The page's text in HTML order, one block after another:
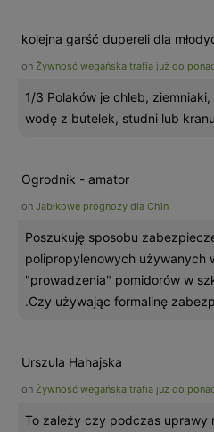
kolejna garść dupereli dla
on Żywność wegańska trafia już do
1/3 Polaków je chleb,
wodę z butelek, studni lub
Ogrodnik - amator
on Jabłkowe prognozy dla Chin
Poszukuję sposobu
polipropylenowych używanych
"prowadzenia" pomidorów w
.Czy używając formalinę
Urszula Hahajska
on Żywność wegańska trafia już do
To zależy czy podczas uprawy